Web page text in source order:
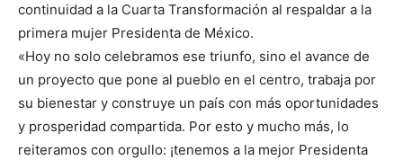
continuidad a la Cuarta Transformación al respaldar a la
primera mujer Presidenta de México.
«Hoy no solo celebramos ese triunfo, sino el avance de
un proyecto que pone al pueblo en el centro, trabaja por
su bienestar y construye un país con más oportunidades
y prosperidad compartida. Por esto y mucho más, lo
reiteramos con orgullo: ¡tenemos a la mejor Presidenta